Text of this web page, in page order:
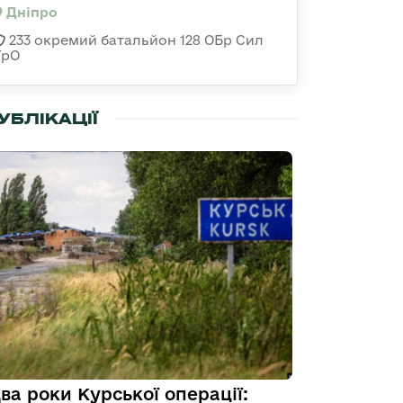
Дніпро
233 окремий батальйон 128 ОБр Сил
роки Курської операції: